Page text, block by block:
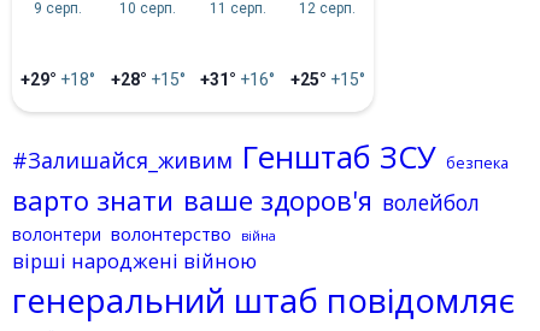
9 серп.
+29° +18°
10 серп.
+28° +15°
11 серп.
+31° +16°
12 серп.
+25° +15°
#Залишайся_живим Генштаб ЗСУ безпека
варто знати ваше здоров'я волейбол
волонтери волонтерство війна
вірші народжені війною
генеральний штаб повідомляє